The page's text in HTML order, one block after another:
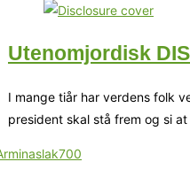
Utenomjordisk
I mange tiår har verdens folk
president skal stå frem og si